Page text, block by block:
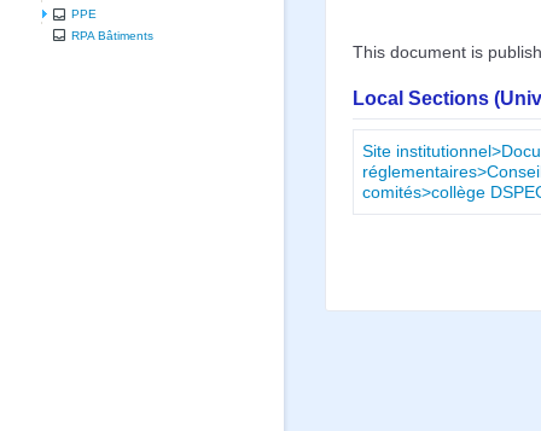
PPE
RPA Bâtiments
This document is
Local Sections
Site
comités>collège